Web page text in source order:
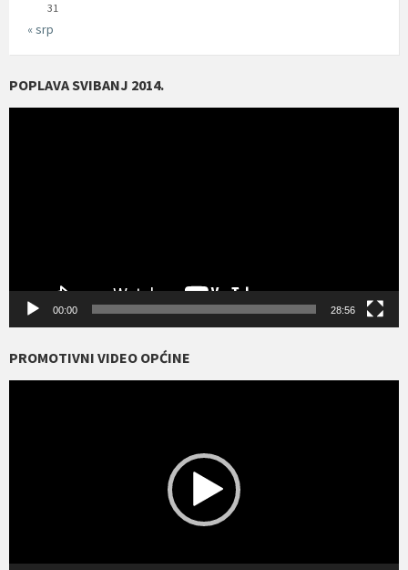
31
« srp
POPLAVA SVIBANJ 2014.
00:00 28:56
PROMOTIVNI VIDEO OPĆINE